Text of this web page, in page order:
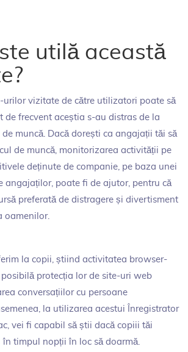
utilă această
urilor vizitate de către utilizatori poate să
de frecvent aceștia s-au distras de la
muncă. Dacă dorești ca angajații tăi să
de muncă, monitorizarea activității pe
deținute de companie, pe baza unei
angajaților, poate fi de ajutor, pentru că
preferată de distragere și divertisment
oamenilor.
la copii, știind activitatea browser-
protecția lor de site-uri web
conversațiilor cu persoane
la utilizarea acestui Înregistrator
vei fi capabil să știi dacă copiii tăi
în timpul nopții în loc să doarmă.